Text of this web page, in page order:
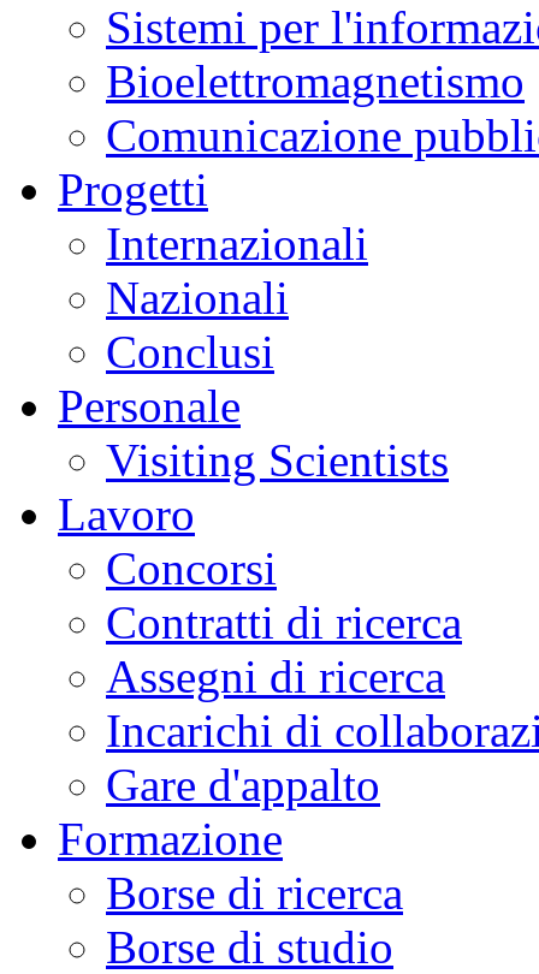
Sistemi per
Bioelettromagnetismo
Comunicazione
Progetti
Internazionali
Nazionali
Conclusi
Personale
Visiting Scientists
Lavoro
Concorsi
Contratti di ricerca
Assegni di ricerca
Incarichi di
Gare d'appalto
Formazione
Borse di ricerca
Borse di studio